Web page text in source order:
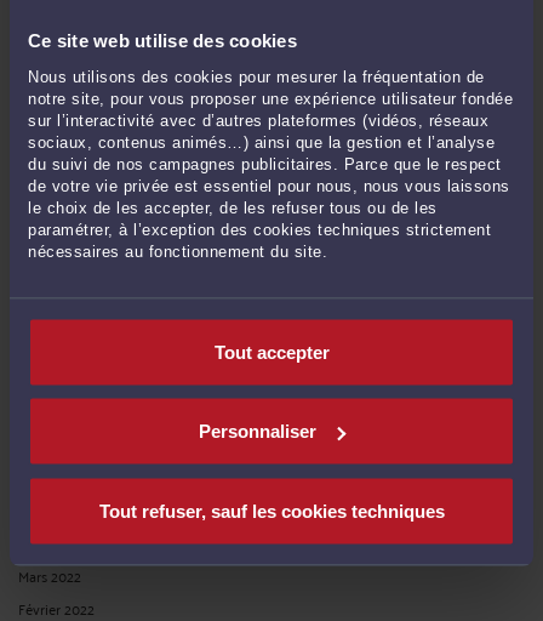
Ce site web utilise des cookies
Nous utilisons des cookies pour mesurer la fréquentation de
notre site, pour vous proposer une expérience utilisateur fondée
sur l’interactivité avec d’autres plateformes (vidéos, réseaux
sociaux, contenus animés…) ainsi que la gestion et l’analyse
du suivi de nos campagnes publicitaires. Parce que le respect
de votre vie privée est essentiel pour nous, nous vous laissons
le choix de les accepter, de les refuser tous ou de les
paramétrer, à l’exception des cookies techniques strictement
nécessaires au fonctionnement du site.
Tout accepter
Personnaliser
Tout refuser, sauf les cookies techniques
Octobre 2023
Septembre 2023
Juin 2023
Mai 2023
Avril 2023
Mars 2023
Février 2023
Novembre 2022
Septembre 2022
Juin 2022
Avril 2022
Mars 2022
Février 2022